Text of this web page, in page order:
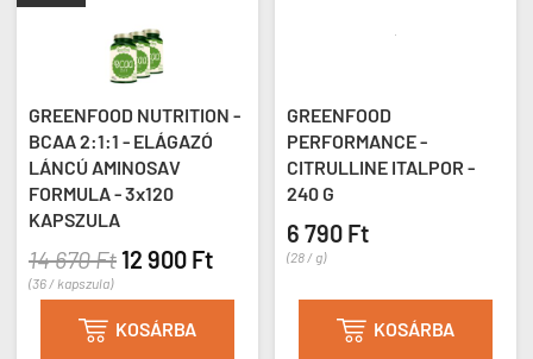
GREENFOOD NUTRITION -
BCAA 2:1:1 - ELÁGAZÓ
LÁNCÚ AMINOSAV
FORMULA - 3x120
KAPSZULA
14 670 Ft 12 900 Ft
(36 / kapszula)
 KOSÁRBA
GREENFOOD
PERFORMANCE -
CITRULLINE ITALPOR -
240 G
6 790 Ft
(28 / g)
 KOSÁRBA